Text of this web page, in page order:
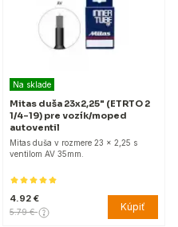
Na sklade
Mitas duša 23x2,25" (ETRTO 2
1/4-19) pre vozík/moped
autoventil
Mitas duša v rozmere 23 x 2,25 s
ventilom AV 35mm.
4.92 €
5.79 € Kúpiť